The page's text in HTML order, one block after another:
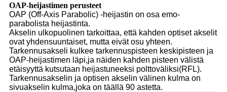
OAP-heijastimen perusteet
OAP (Off-Axis Parabolic) -heijastin on osa emo-
parabolista heijastinta.
Akselin ulkopuolinen tarkoittaa, että kahden optiset akselit
ovat yhdensuuntaiset, mutta eivät osu yhteen.
Tarkennusakseli kulkee tarkennuspisteen keskipisteen ja
OAP-heijastimen läpi,ja näiden kahden pisteen välistä
etäisyyttä kutsutaan heijastuneeksi polttoväliksi(RFL).
Tarkennusakselin ja optisen akselin välinen kulma on
sivuakselin kulma,joka on täällä 90 astetta.